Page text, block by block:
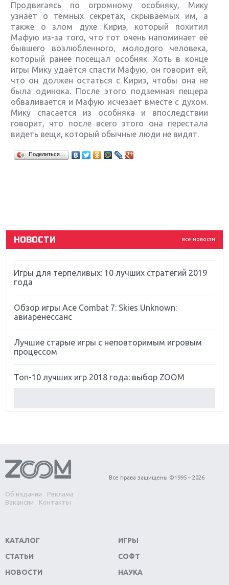
Продвигаясь по огромному особняку, Мику
узнаёт о тёмных секретах, скрываемых им, а
также о злом духе Кириэ, который похитил
Мафую из-за того, что тот очень напоминает её
бывшего возлюбленного, молодого человека,
который ранее посещал особняк. Хоть в конце
игры Мику удаётся спасти Мафую, он говорит ей,
что он должен остаться с Кириэ, чтобы она не
была одинока. После этого подземная пещера
обваливается и Мафую исчезает вместе с духом.
Мику спасается из особняка и впоследствии
говорит, что после всего этого она перестала
видеть вещи, который обычные люди не видят.
Поделиться…
все новости
НОВОСТИ
Крупнейшие релизы мая: Nintendo, Microsoft и
Sony
Far Cry 5: хвалить нельзя ругать
Игры для терпеливых: 10 лучших стратегий 2019
года
Обзор игры Ace Combat 7: Skies Unknown:
авиаренессанс
Лучшие старые игры с неповторимым игровым
процессом
Топ-10 лучших игр 2018 года: выбор ZOOM
Обзор игры Forza Horizon 4: вершина эволюции
Две важных новинки для консолей: Spider-Man и
Divinity Original Sin 2
Switch
Обзор игры The Crew 2: покорение Америки
Об издании
Реклама
Вакансии
Контакты
Все права защищены ©1995 – 2026
КАТАЛОГ
СТАТЬИ
НОВОСТИ
ИГРЫ
СОФТ
НАУКА